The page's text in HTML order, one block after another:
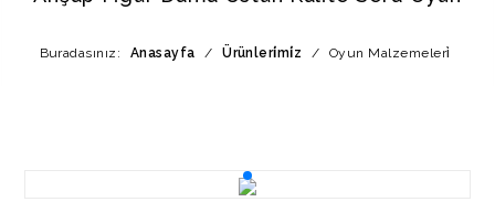
Buradasınız: Anasayfa / Ürünleri̇mi̇z / Oyun Malzemeleri̇